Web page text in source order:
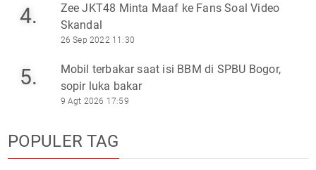
4.
Zee JKT48 Minta Maaf ke Fans Soal Video
Skandal
26 Sep 2022 11:30
5.
Mobil terbakar saat isi BBM di SPBU Bogor,
sopir luka bakar
9 Agt 2026 17:59
POPULER TAG